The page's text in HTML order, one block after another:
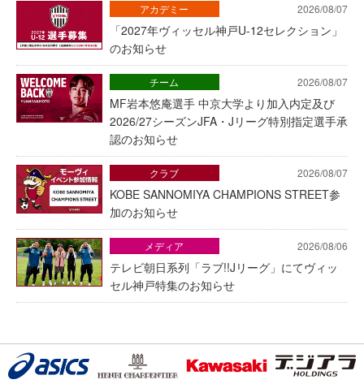
2026/08/07
「2027年ヴィッセル神戸U-12セレクション」
のお知らせ
アカデミー
2026/08/07
MF岩本悠庵選手 中京大学より加入内定及び
2026/27シーズンJFA・Jリーグ特別指定選手承
認のお知らせ
チーム
2026/08/07
KOBE SANNOMIYA CHAMPIONS STREET参
加のお知らせ
クラブ
2026/08/06
テレビ朝日系列「ラブ!!Jリーグ」にてヴィッ
セル神戸特集のお知らせ
メディア